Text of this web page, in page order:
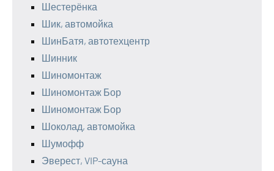
Шестерёнка
Шик, автомойка
ШинБатя, автотехцентр
Шинник
Шиномонтаж
Шиномонтаж Бор
Шиномонтаж Бор
Шоколад, автомойка
Шумофф
Эверест, VIP-сауна